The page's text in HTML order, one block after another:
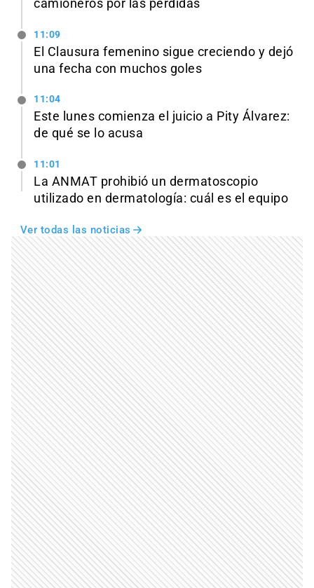
camioneros por las pérdidas
11:09
El Clausura femenino sigue creciendo y dejó
una fecha con muchos goles
11:04
Este lunes comienza el juicio a Pity Álvarez:
de qué se lo acusa
11:01
La ANMAT prohibió un dermatoscopio
utilizado en dermatología: cuál es el equipo
Ver todas las noticias